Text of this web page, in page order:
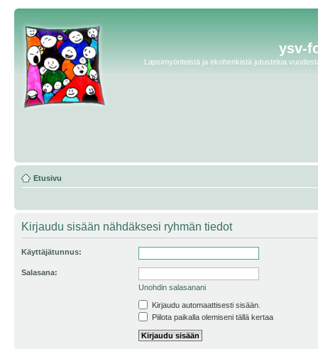
ysv-
Lapsimyönteistä ja ekohenkistä jutustelua
Etusivu
Kirjaudu sisään nähdäksesi ryhmän tiedot
Käyttäjätunnus:
Salasana:
Unohdin salasanani
Kirjaudu automaattisesti sisään.
Piilota paikalla olemiseni tällä kertaa